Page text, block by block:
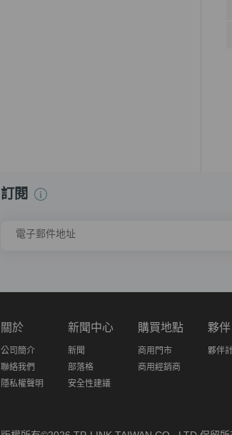
訂閱
電子郵件地址
關於
公司簡介
聯絡我們
隱私權聲明
新聞中心
新聞
部落格
安全性建議
購買地點
商用門市
商用經銷商
夥伴
夥伴